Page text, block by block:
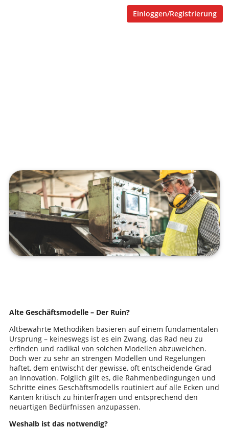
Einloggen/Registrierung
Alte Geschäftsmodelle – Der Ruin?
Altbewährte Methodiken basieren auf einem fundamentalen
Ursprung – keineswegs ist es ein Zwang, das Rad neu zu
erfinden und radikal von solchen Modellen abzuweichen.
Doch wer zu sehr an strengen Modellen und Regelungen
haftet, dem entwischt der gewisse, oft entscheidende Grad
an Innovation. Folglich gilt es, die Rahmenbedingungen und
Schritte eines Geschäftsmodells routiniert auf alle Ecken und
Kanten kritisch zu hinterfragen und entsprechend den
neuartigen Bedürfnissen anzupassen.
Weshalb ist das notwendig?